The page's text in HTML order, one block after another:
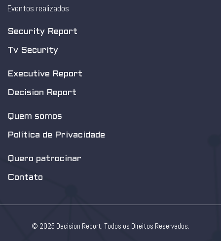
Eventos realizados
Security Report
Tv Security
Executive Report
Decision Report
Quem somos
Política de Privacidade
Quero patrocinar
Contato
© 2025 Decision Report. Todos os Direitos Reservados.